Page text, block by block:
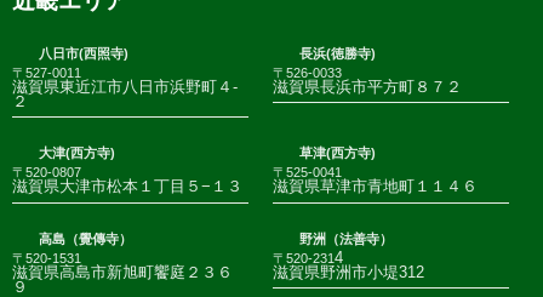
八日市(西照寺)
〒527-0011
滋賀県東近江市八日市浜野町４-
２
長浜(徳勝寺)
〒526-0033
滋賀県長浜市平方町８７２
大津(西方寺)
〒520-0807
滋賀県大津市松本１丁目５−１３
草津(西方寺)
〒525-0041
滋賀県草津市青地町１１４６
高島（覺傳寺）
〒520-1531
滋賀県高島市新旭町饗庭２３６
９
野洲（法善寺）
〒520-2314
滋賀県野洲市小堤312